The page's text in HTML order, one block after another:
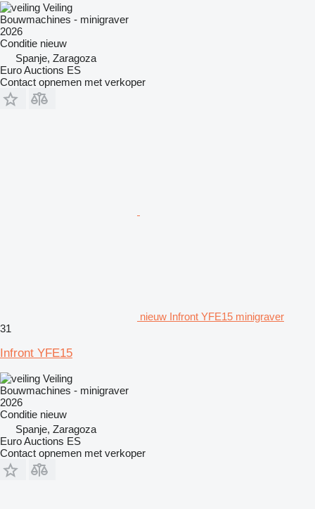
Veiling
Bouwmachines - minigraver
2026
Conditie nieuw
Spanje, Zaragoza
Euro Auctions ES
Contact opnemen met verkoper
nieuw Infront YFE15 minigraver
31
Infront YFE15
Veiling
Bouwmachines - minigraver
2026
Conditie nieuw
Spanje, Zaragoza
Euro Auctions ES
Contact opnemen met verkoper